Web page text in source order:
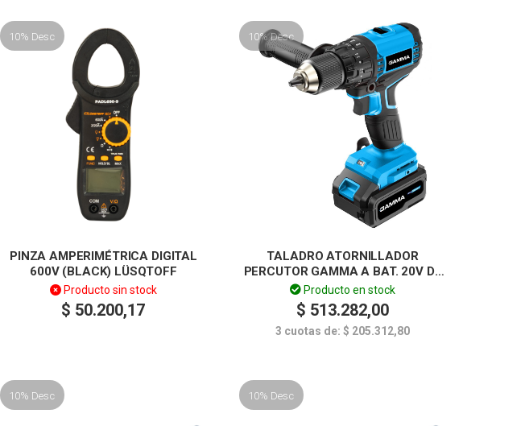
10% Desc
PINZA AMPERIMÉTRICA DIGITAL
600V (BLACK) LÜSQTOFF
Producto sin stock
$ 50.200,17
10% Desc
TALADRO ATORNILLADOR
PERCUTOR GAMMA A BAT. 20V DE
13MM – INCLUYE CARGADOR Y
BATERÍA
Producto en stock
$ 513.282,00
3 cuotas de: $ 205.312,80
10% Desc 10% Desc